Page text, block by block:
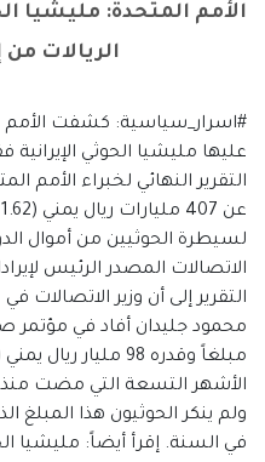
الأمم المتحدة: مليشيا
الريالات من
#اسرار_سياسية: كشفت الأمم
عليها مليشيا الحوثي
التقرير النهائي لخبراء الأمم
لسيطرة الحوثيين من أموال
الاتصالات المصدر الرئيس
محمود جليدان أفاد في مؤتمر
في السنة. إقرأ أيضاً: مليشيا